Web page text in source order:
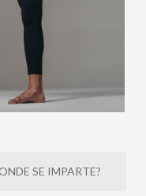
SE IMPARTE?